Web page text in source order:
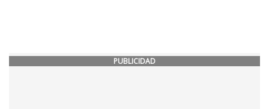
PUBLICIDAD